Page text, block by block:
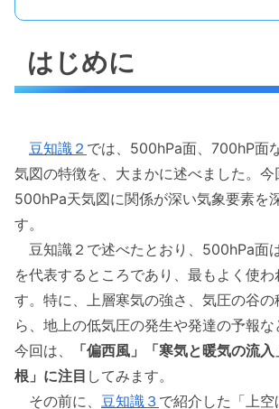
はじめに
豆知識２ では、500hPa面、700hP面
気図の特徴を、大まかに述べました。今
500hPa天気図に関係が深い気象要素を
す。
豆知識２で述べたとおり、500hPa面
を代表するところであり、最もよく使
す。特に、上層寒気の強さ、気圧の谷
ら、地上の低気圧の発生や発達の予報な
今回は、
「偏西風」「寒気と暖気の流
根」に注目 してみます。
その前に、 豆知識３ で紹介した「上空